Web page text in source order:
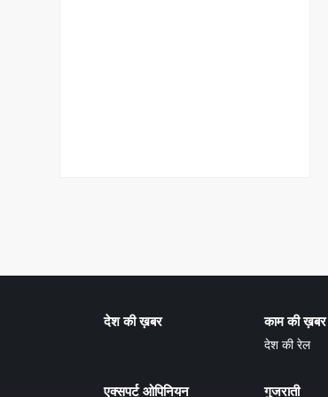
देश की ख़बर काम की ख़बर
देश की रेल
एक्सपर्ट ओपिनियन गुजराती